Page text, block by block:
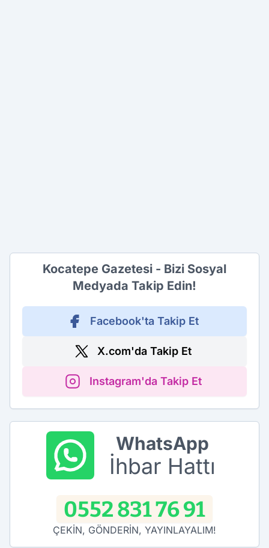
Kocatepe Gazetesi - Bizi Sosyal
Medyada Takip Edin!
Facebook'ta Takip Et
X.com'da Takip Et
Instagram'da Takip Et
WhatsApp
İhbar Hattı
0552 831 76 91
ÇEKİN, GÖNDERİN, YAYINLAYALIM!